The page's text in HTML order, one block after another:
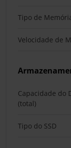
Tipo de
Velocidade de
Capacidade do
(total)
Tipo do SSD